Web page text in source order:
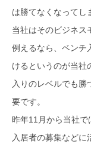
は勝てなくなってし
当社はそのビジネス
例えるなら、ベンチ
けるというのが当社
入りのレベルでも勝
要です。
昨年11月から当社で
入居者の募集などに